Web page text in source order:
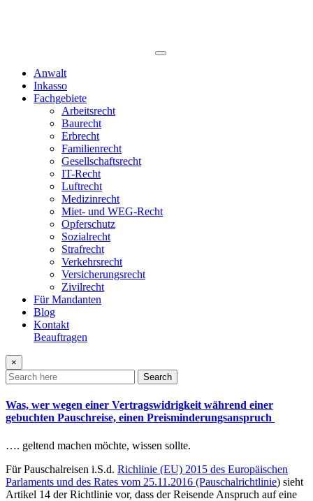
Anwalt
Inkasso
Fachgebiete
Arbeitsrecht
Baurecht
Erbrecht
Familienrecht
Gesellschaftsrecht
IT-Recht
Luftrecht
Medizinrecht
Miet- und WEG-Recht
Opferschutz
Sozialrecht
Strafrecht
Verkehrsrecht
Versicherungsrecht
Zivilrecht
Für Mandanten
Blog
Kontakt
Beauftragen
×
Search
Was, wer wegen einer Vertragswidrigkeit während einer
gebuchten Pauschreise, einen Preisminderungsanspruch
…. geltend machen möchte, wissen sollte.
Für Pauschalreisen i.S.d. Richlinie (EU) 2015 des Europäischen
Parlaments und des Rates vom 25.11.2016 (Pauschalrichtlinie) sieht
Artikel 14 der Richtlinie vor, dass der Reisende Anspruch auf eine